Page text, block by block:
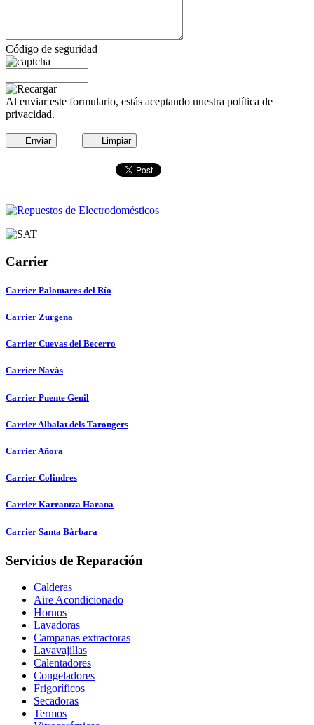
Código de seguridad
Al enviar este formulario, estás aceptando nuestra política de
privacidad.
Enviar Limpiar
Carrier
Carrier Palomares del Río
Carrier Zurgena
Carrier Cuevas del Becerro
Carrier Navàs
Carrier Puente Genil
Carrier Albalat dels Tarongers
Carrier Añora
Carrier Colindres
Carrier Karrantza Harana
Carrier Santa Bàrbara
Servicios de Reparación
Calderas
Aire Acondicionado
Hornos
Lavadoras
Campanas extractoras
Lavavajillas
Calentadores
Congeladores
Frigoríficos
Secadoras
Termos